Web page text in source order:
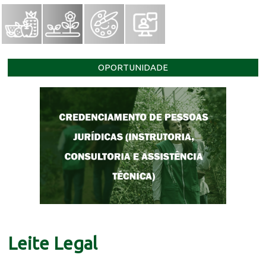
OPORTUNIDADE
Leite Legal